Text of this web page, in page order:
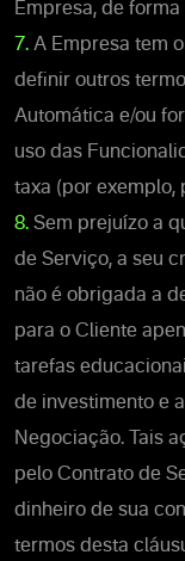
Empresa, de
7. A Empresa tem
definir outros
Automática e/ou
uso das
taxa (por exemplo,
8. Sem prejuízo a
de Serviço, a seu
não é obrigada a
para o Cliente
tarefas
de investimento e
Negociação. Tais
pelo Contrato de
dinheiro de sua
termos desta